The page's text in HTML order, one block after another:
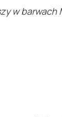
w barwach